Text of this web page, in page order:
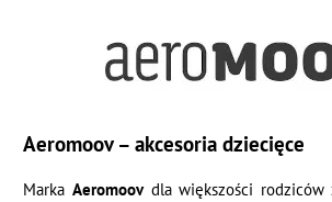
Aeromoov – akcesoria dziecięce
Marka Aeromoovdla większości rodziców